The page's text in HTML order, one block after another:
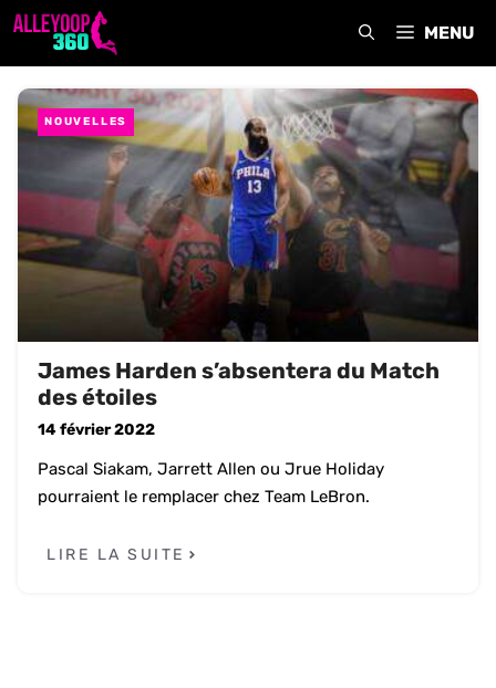
Aller
MENU
NOUVELLES
James Harden s’absentera du Match
des étoiles
14 février 2022
Pascal Siakam, Jarrett Allen ou Jrue Holiday
pourraient le remplacer chez Team LeBron.
LIRE LA SUITE